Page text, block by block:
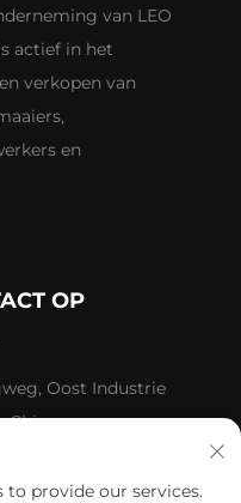
van LEO
actief in het
verkopen van
en
OP
Oost Industrie
China
to provide our services.